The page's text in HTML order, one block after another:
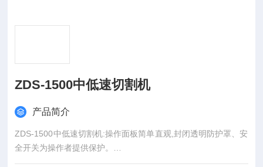
ZDS-1500中低速切割机
产品简介
ZDS-1500中低速切割机:操作面板简单直观,封闭透明防护罩、安
全开关为操作者提供保护。
配重滑动加载系统，操作更方便灵活，并能最小化样品损害。闭